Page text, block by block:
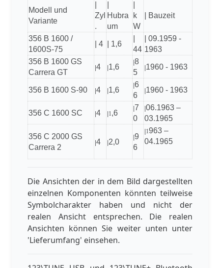
Modell und
Variante
Zyl
.
Hubra
um
k
W
| Bauzeit
356 B 1600 /
1600S-75
| 4 | 1,6
44
| 09.1959 -
1963
356 B 1600 GS
Carrera GT
4 1,6
8
5
1960 - 1963
356 B 1600 S-90 4 1,6
6
6
1960 - 1963
356 C 1600 SC 4 1,6
7
0
06.1963 –
03.1965
356 C 2000 GS
Carrera 2
4 2,0
9
6
1963 –
04.1965
Die Ansichten der in dem Bild dargestellten
einzelnen Komponenten könnten teilweise
Symbolcharakter haben und nicht der
realen Ansicht entsprechen. Die realen
Ansichten können Sie weiter unten unter
'Lieferumfang' einsehen.